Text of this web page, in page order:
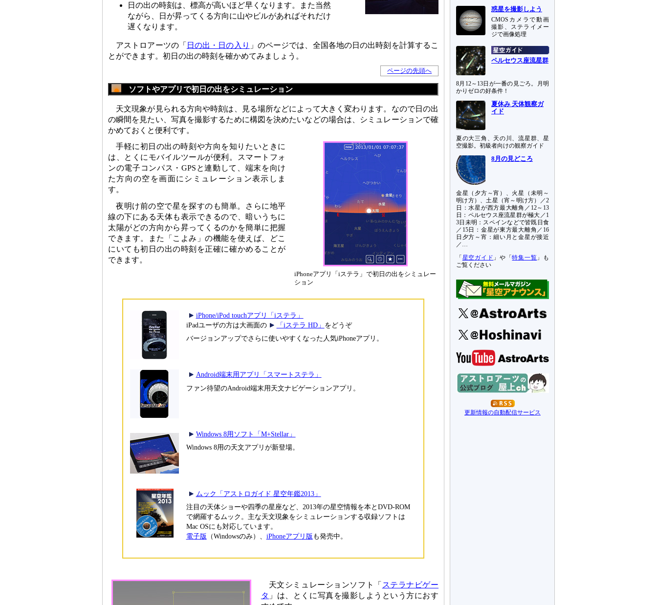
日の出の時刻は、標高が高いほど早くなります。また当然
ながら、日が昇ってくる方向に山やビルがあればそれだけ
遅くなります。
アストロアーツの「 日の出・日の入り 」のページでは、全国各地の日の出時刻を計算するこ
とができます。初日の出の時刻を確かめてみましょう。
ページの先頭へ
ソフトやアプリで初日の出をシミュレーション
天文現象が見られる方向や時刻は、見る場所などによって大きく変わります。なので日の出
の瞬間を見たい、写真を撮影するために構図を決めたいなどの場合は、シミュレーションで確
かめておくと便利です。
iPhoneアプリ「iステラ」で初日の出をシミュレー
ション
手軽に初日の出の時刻や方向を知りたいときに
は、とくにモバイルツールが便利。スマートフォ
ンの電子コンパス・GPSと連動して、端末を向け
た方向の空を画面にシミュレーション表示しま
す。
夜明け前の空で星を探すのも簡単。さらに地平
線の下にある天体も表示できるので、暗いうちに
太陽がどの方向から昇ってくるのかを簡単に把握
できます。また「こよみ」の機能を使えば、どこ
にいても初日の出の時刻を正確に確かめることが
できます。
iPhone/iPod touchアプリ「iステラ」
iPadユーザの方は大画面の
「iステラ HD」 をどうぞ
バージョンアップでさらに使いやすくなった人気iPhoneアプリ。
Android端末用アプリ「スマートステラ」
ファン待望のAndroid端末用天文ナビゲーションアプリ。
Windows 8用ソフト「M+Stellar」
Windows 8用の天文アプリが新登場。
ムック「アストロガイド 星空年鑑2013」
注目の天体ショーや四季の星座など、2013年の星空情報を本とDVD-ROM
で網羅するムック。主な天文現象をシミュレーションする収録ソフトは
Mac OSにも対応しています。
電子版 （Windowsのみ）、 iPhoneアプリ版も発売中。
天文シミュレーションソフト「 ステラナビゲー
タ 」は、とくに写真を撮影しようという方におす
惑星を撮影しよう
CMOSカメラで動画
撮影、ステライメー
ジで画像処理
ペルセウス座流星群
8月12～13日が一番の見ごろ。月明
かりゼロの好条件！
夏休み 天体観察ガ
イド
夏の大三角、天の川、流星群、星
空撮影。初級者向けの観察ガイド
8月の見どころ
金星（夕方～宵）、火星（未明～
明け方）、土星（宵～明け方）／2
日：水星が西方最大離角／12～13
日：ペルセウス座流星群が極大／1
3日未明：スペインなどで皆既日食
／15日：金星が東方最大離角／16
日夕方～宵：細い月と金星が接近
／…
「 星空ガイド 」や「特集一覧 」も
ご覧ください
更新情報の自動配信サービス